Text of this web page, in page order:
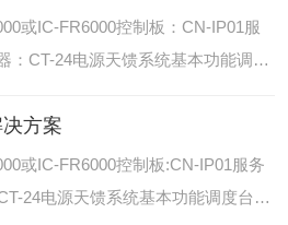
或IC-FR6000控制板：CN-IP01服
：CT-24电源天馈系统基本功能调度
具备GPS数据上传功能。而GPS定
标
方案
或IC-FR6000控制板:CN-IP01服务
24电源天馈系统基本功能调度台录